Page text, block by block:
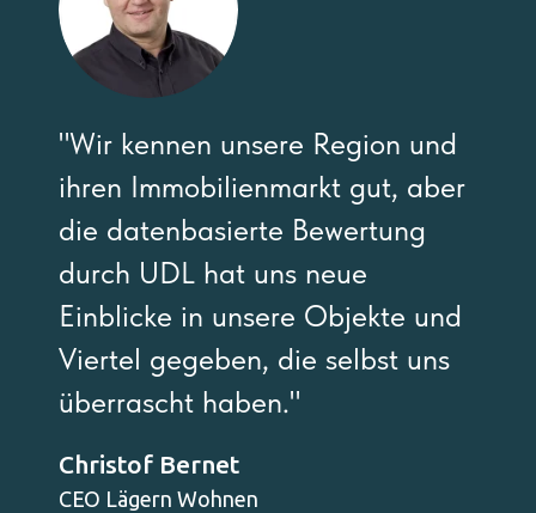
"Wir kennen unsere Region und
ihren Immobilienmarkt gut, aber
die datenbasierte Bewertung
durch UDL hat uns neue
Einblicke in unsere Objekte und
Viertel gegeben, die selbst uns
überrascht haben."
Christof Bernet
CEO Lägern Wohnen